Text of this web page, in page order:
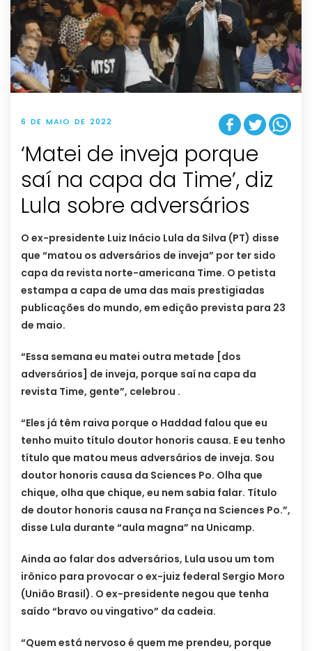
6 DE MAIO DE 2022
‘Matei de inveja porque
saí na capa da Time’, diz
Lula sobre adversários
O ex-presidente Luiz Inácio Lula da Silva (PT) disse
que “matou os adversários de inveja” por ter sido
capa da revista norte-americana Time. O petista
estampa a capa de uma das mais prestigiadas
publicações do mundo, em edição prevista para 23
de maio.
“Essa semana eu matei outra metade [dos
adversários] de inveja, porque saí na capa da
revista Time, gente”, celebrou .
“Eles já têm raiva porque o Haddad falou que eu
tenho muito título doutor honoris causa. E eu tenho
título que matou meus adversários de inveja. Sou
doutor honoris causa da Sciences Po. Olha que
chique, olha que chique, eu nem sabia falar. Título
de doutor honoris causa na França na Sciences Po.”,
disse Lula durante “aula magna” na Unicamp.
Ainda ao falar dos adversários, Lula usou um tom
irônico para provocar o ex-juiz federal Sergio Moro
(União Brasil). O ex-presidente negou que tenha
saído “bravo ou vingativo” da cadeia.
“Quem está nervoso é quem me prendeu, porque